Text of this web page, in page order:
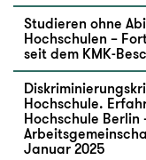
Studieren ohne
Hochschulen –
seit dem KMK-
Hochschule.
Hochschule Berlin
Januar 2025